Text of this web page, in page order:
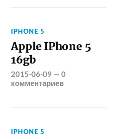
IPHONE 5
Apple IPhone 5
16gb
2015-06-09 —0
комментариев
IPHONE 5